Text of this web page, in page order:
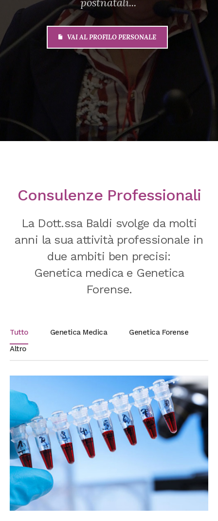
VAI A ESPERIENZA PROFESSIONALE
Consulenze Professionali
La Dott.ssa Baldi svolge da molti
anni la sua attività professionale in
due ambiti ben precisi:
Genetica medica e Genetica
Forense.
Tutto Genetica Medica
Genetica Forense
Altro